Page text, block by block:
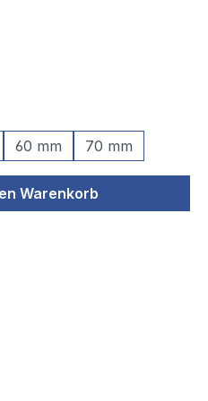
60 mm 70 mm
Wert
Warenkorb